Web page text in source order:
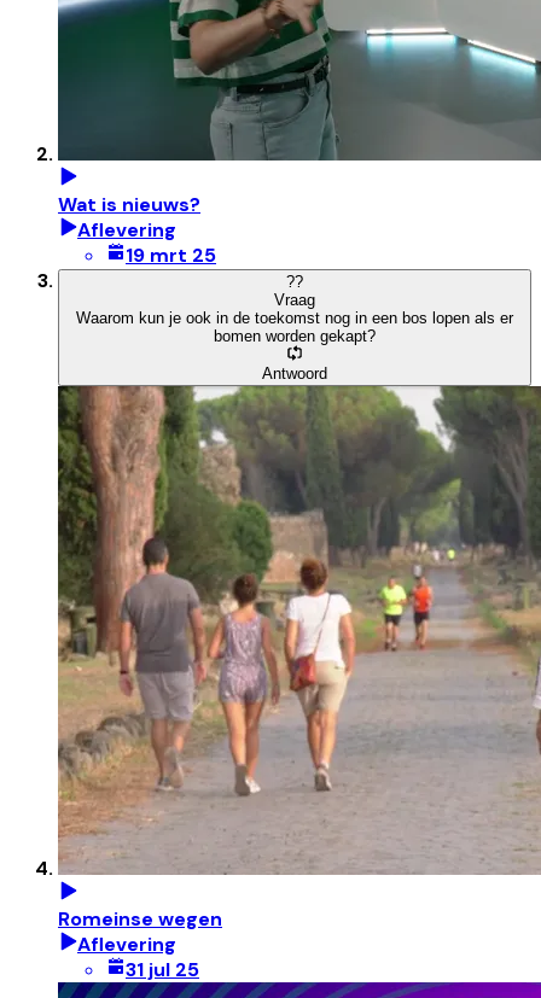
Wat is nieuws?
Aflevering
19 mrt 25
??
Vraag
Waarom kun je ook in de toekomst nog in een bos lopen als er
bomen worden gekapt?
Antwoord
Romeinse wegen
Aflevering
31 jul 25